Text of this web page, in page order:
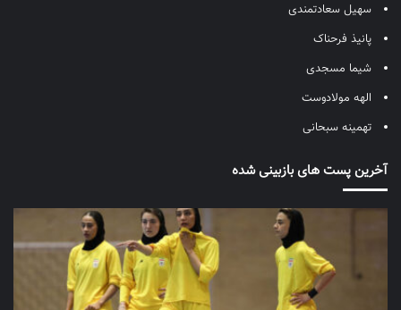
سهیل سعادتمندی
پانیذ فرحناک
شیما مسجدی
الهه مولادوست
تهمینه سبحانی
آخرین پست های بازبینی شده